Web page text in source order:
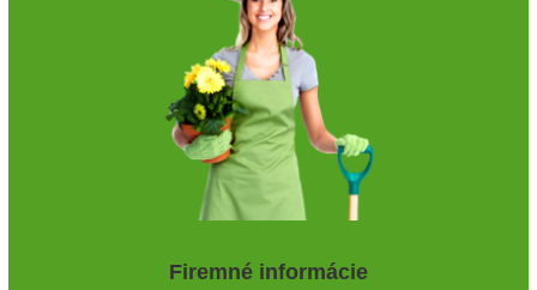
Firemné informácie